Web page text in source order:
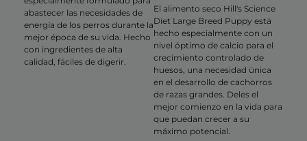
abastecer las necesidades de
energía de los perros durante la
mejor época de su vida. Hecho
con ingredientes de alta
calidad, fáciles de digerir.
El alimento seco Hill's Science
Diet Large Breed Puppy está
hecho especialmente con un
nivel óptimo de calcio para el
crecimiento controlado de
huesos, una necesidad única
en el desarrollo de cachorros
de razas grandes. Deles el
mejor comienzo en la vida para
que puedan crecer a su
máximo potencial.